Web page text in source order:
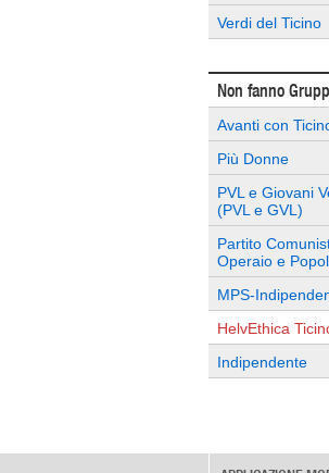
Verdi del Ticino
Non fanno
Avanti con
Più Donne
PVL e Giovani
(PVL e GVL)
Partito
Operaio e
MPS-
HelvEthica
Indipendente